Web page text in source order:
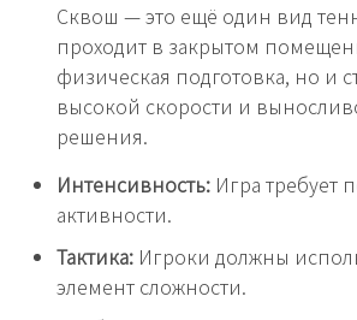
Сквош — это ещё один вид
проходит в закрытом
физическая подготовка, но и
высокой скорости и
решения.
Интенсивность: Игра требует
активности.
Тактика: Игроки должны
элемент сложности.